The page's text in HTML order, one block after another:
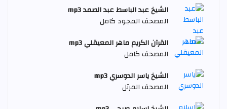
الشيخ عبد الباسط عبد الصمد mp3
المصحف المجود كامل
القرآن الكريم ماهر المعيقلي mp3
المصحف كامل
الشيخ ياسر الدوسري mp3
المصحف المرتل